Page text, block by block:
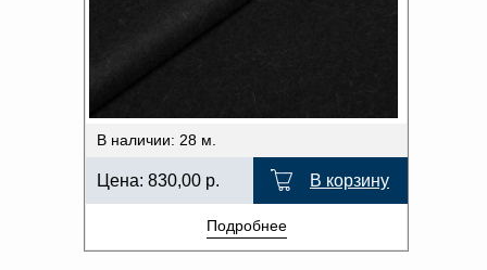
В наличии: 28 м.
Цена: 830,00 р. В корзину
Подробнее